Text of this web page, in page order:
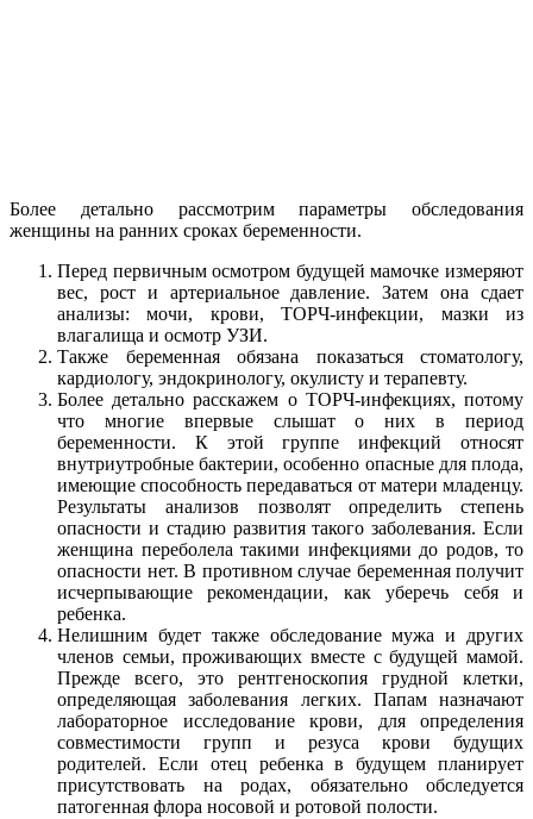
Более детально рассмотрим параметры обследования
женщины на ранних сроках беременности.
Перед первичным осмотром будущей мамочке измеряют
вес, рост и артериальное давление. Затем она сдает
анализы: мочи, крови, ТОРЧ-инфекции, мазки из
влагалища и осмотр УЗИ.
Также беременная обязана показаться стоматологу,
кардиологу, эндокринологу, окулисту и терапевту.
Более детально расскажем о ТОРЧ-инфекциях, потому
что многие впервые слышат о них в период
беременности. К этой группе инфекций относят
внутриутробные бактерии, особенно опасные для плода,
имеющие способность передаваться от матери младенцу.
Результаты анализов позволят определить степень
опасности и стадию развития такого заболевания. Если
женщина переболела такими инфекциями до родов, то
опасности нет. В противном случае беременная получит
исчерпывающие рекомендации, как уберечь себя и
ребенка.
Нелишним будет также обследование мужа и других
членов семьи, проживающих вместе с будущей мамой.
Прежде всего, это рентгеноскопия грудной клетки,
определяющая заболевания легких. Папам назначают
лабораторное исследование крови, для определения
совместимости групп и резуса крови будущих
родителей. Если отец ребенка в будущем планирует
присутствовать на родах, обязательно обследуется
патогенная флора носовой и ротовой полости.